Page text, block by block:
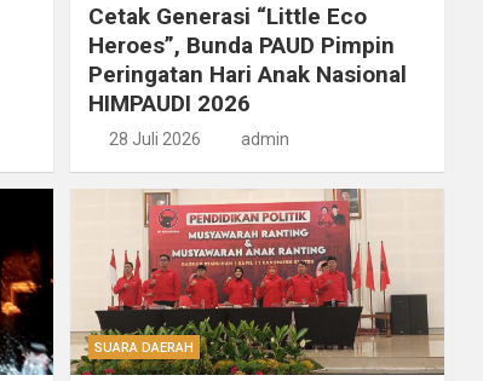
Cetak Generasi “Little Eco
Heroes”, Bunda PAUD Pimpin
Peringatan Hari Anak Nasional
HIMPAUDI 2026
28 Juli 2026 admin
SUARA DAERAH